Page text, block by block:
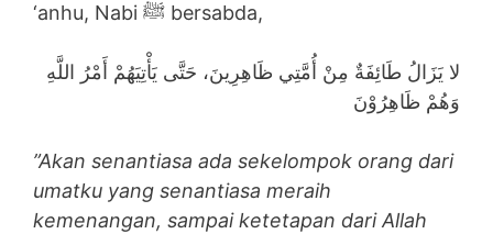
‘anhu, Nabi ﷺ bersabda,
لا يَزَالُ طَائِفَةٌ مِنْ أُمَّتِي ظَاهِرِينَ، حَتَّى يَأْتِيَهُمْ أَمْرُ اللَّهِ
وَهُمْ ظَاهِرُوْنَ
”Akan senantiasa ada sekelompok orang dari
umatku yang senantiasa meraih
kemenangan, sampai ketetapan dari Allah